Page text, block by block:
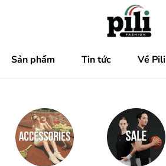
Sản phẩm Tin tức Về Pili